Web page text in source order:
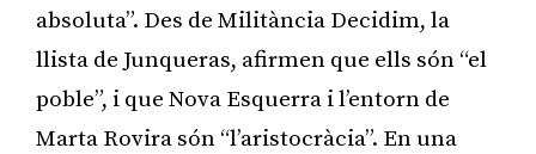
absoluta”. Des de Militància Decidim, la
llista de Junqueras, afirmen que ells són “el
poble”, i que Nova Esquerra i l’entorn de
Marta Rovira són “l’aristocràcia”. En una